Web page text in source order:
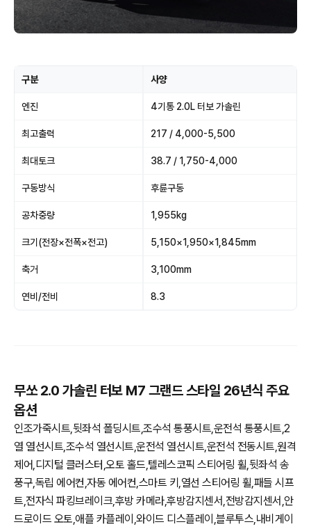
구분 사양
엔진 4기통 2.0L 터보 가솔린
최고출력 217 / 4,000-5,500
최대토크 38.7 / 1,750-4,000
구동방식 후륜구동
공차중량 1,955kg
크기(전장×전폭×전고) 5,150×1,950×1,845mm
축거 3,100mm
연비/전비 8.3
무쏘 2.0 가솔린 터보 M7 그랜드 스타일 26년식 주요
옵션
인조가죽시트,뒷좌석 폴딩시트,조수석 통풍시트,운전석 통풍시트,2
열 열선시트,조수석 열선시트,운전석 열선시트,운전석 전동시트,원격
제어,디지털 클러스터,오토 홀드,텔레스코픽 스티어링 휠,뒷좌석 송
풍구,독립 에어컨,자동 에어컨,스마트 키,열선 스티어링 휠,패들 시프
트,전자식 파킹브레이크,후방 카메라,후방감지센서,전방감지센서,안
드로이드 오토,애플 카플레이,와이드 디스플레이,블루투스,내비게이